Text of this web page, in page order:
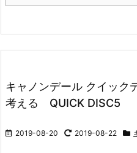
キャノンデール クイック
考える QUICK DISC5
2019-08-20 2019-08-22